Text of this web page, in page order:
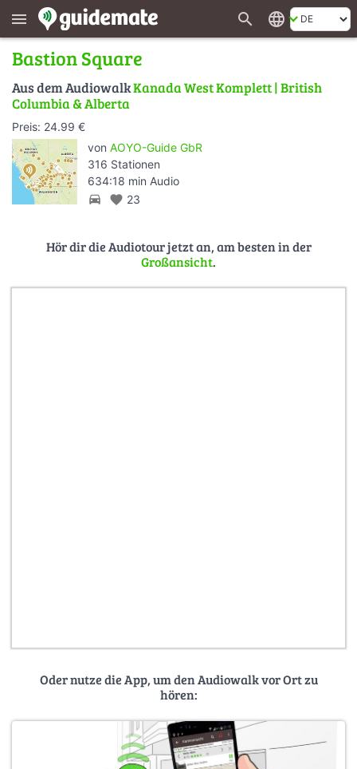
menu search language
Bastion Square
Aus dem AudiowalkKanada West Komplett | British
Columbia & Alberta
Preis: 24.99 €
von AOYO-Guide GbR
316 Stationen
634:18 min Audio
directions_car favorite 23
Hör dir die Audiotour jetzt an, am besten in der
Großansicht.
Oder nutze die App, um den Audiowalk vor Ort zu
hören: